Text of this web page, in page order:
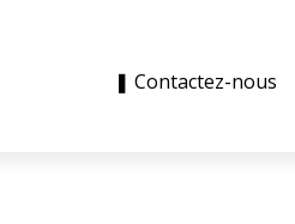
❚ Contactez-nous